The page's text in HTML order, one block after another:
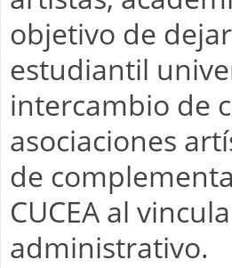
objetivo de
estudiantil
intercambio de
asociaciones
de
CUCEA al
administrativo.